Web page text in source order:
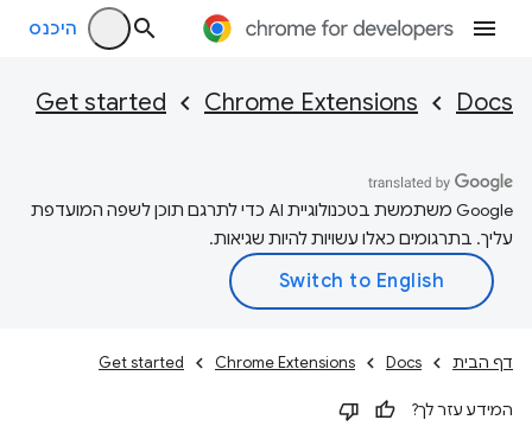
היכנס
Docs
Chrome Extensions
Get started
‫Google משתמשת בטכנולוגיית AI כדי לתרגם תוכן לשפה המועדפת
עליך. בתרגומים כאלו עשויות להיות שגיאות.
דף הבית Docs
Chrome Extensions
Get started
המידע עזר לך?